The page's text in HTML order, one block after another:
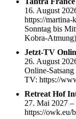
16. August
https://martina-
Sonntag bis
Kobra-Atmung)
Jetzt-TV
26. August
Online-
TV: https://
Retreat Hof
27. Mai 2027
https://owk.eu/